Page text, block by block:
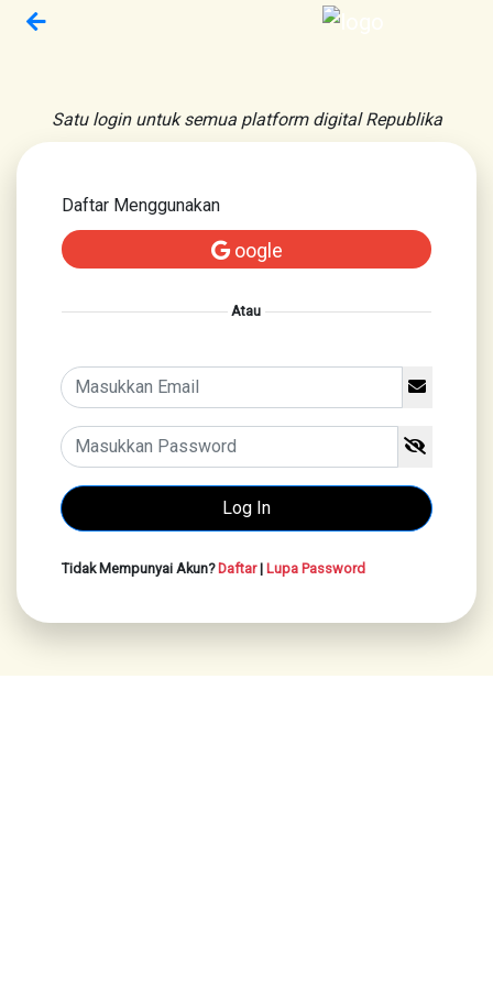
Satu login untuk semua platform digital Republika
Daftar Menggunakan
oogle
Atau
Tidak Mempunyai Akun?Daftar| Lupa Password